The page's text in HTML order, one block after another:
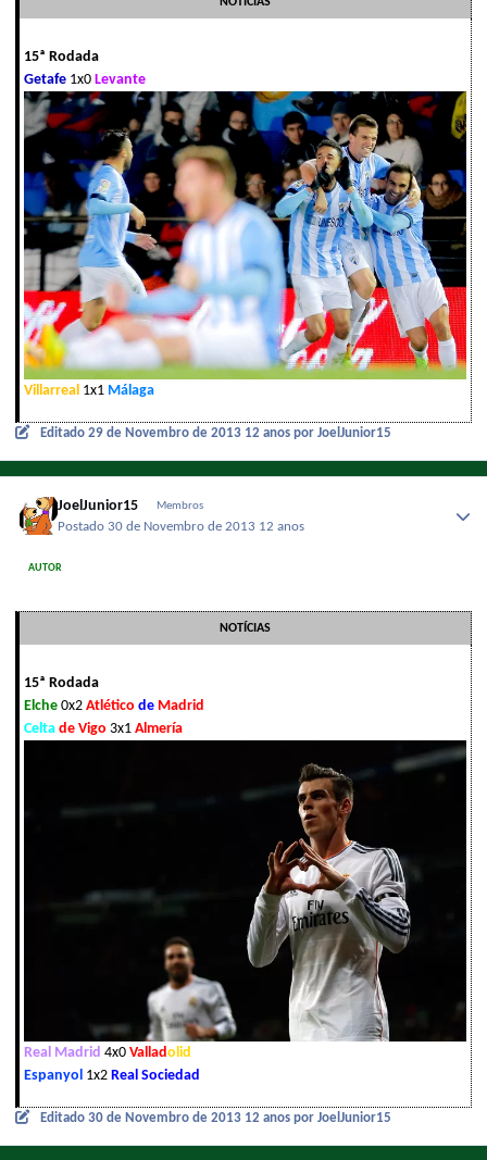
15ª Rodada
Getafe 1x0 Levante
Villarreal 1x1 Málaga
Editado 29 de Novembro de 2013 12 anos por JoelJunior15
JoelJunior15 Membros
Postado 30 de Novembro de 2013 12 anos
AUTOR
NOTÍCIAS
15ª Rodada
Elche 0x2 Atlético de Madrid
Celta de Vigo 3x1 Almería
Real Madrid 4x0 Valladolid
Espanyol 1x2 Real Sociedad
Editado 30 de Novembro de 2013 12 anos por JoelJunior15